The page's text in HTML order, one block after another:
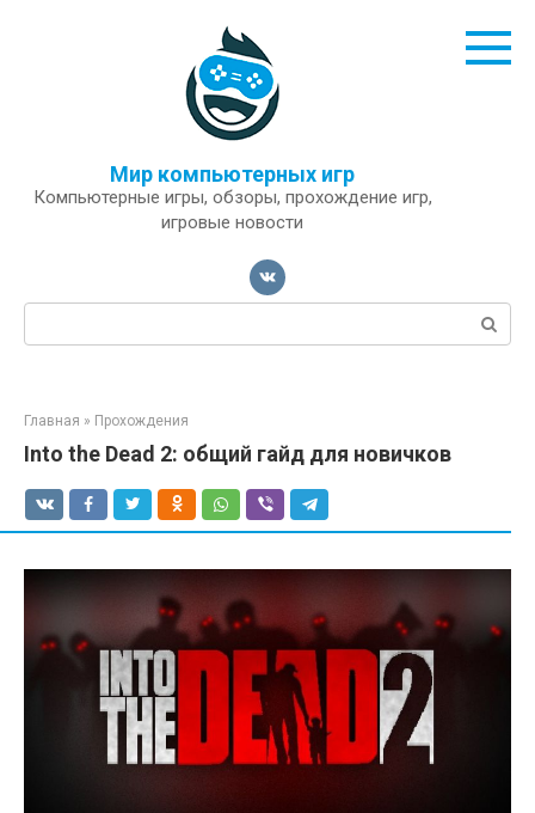
Мир компьютерных игр
Компьютерные игры, обзоры, прохождение игр,
игровые новости
Поиск:
Главная » Прохождения
Into the Dead 2: общий гайд для новичков